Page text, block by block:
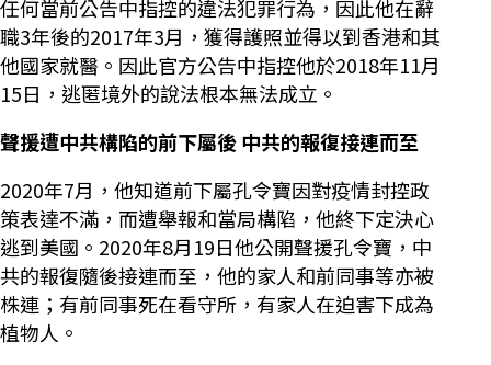
任何當前公告中指控的違法犯罪行為，因此他在辭
職3年後的2017年3月，獲得護照並得以到香港和其
他國家就醫。因此官方公告中指控他於2018年11月
15日，逃匿境外的說法根本無法成立。
聲援遭中共構陷的前下屬後 中共的報復接連而至
2020年7月，他知道前下屬孔令寶因對疫情封控政
策表達不滿，而遭舉報和當局構陷，他終下定決心
逃到美國。2020年8月19日他公開聲援孔令寶，中
共的報復隨後接連而至，他的家人和前同事等亦被
株連；有前同事死在看守所，有家人在迫害下成為
植物人。